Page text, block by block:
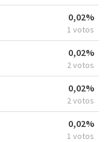
0,02%
1 votos
0,02%
2 votos
0,02%
2 votos
0,02%
1 votos